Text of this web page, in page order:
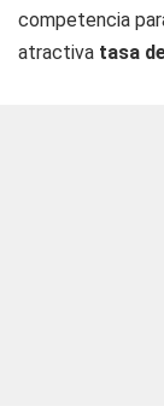
competencia
atractiva tasa